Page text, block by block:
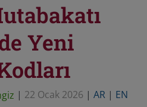
Yeni
| 22 Ocak 2026 | AR | EN